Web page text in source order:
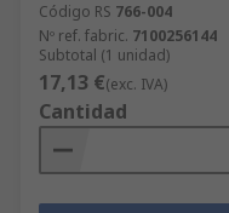
Código RS 766-004
Nº ref. fabric. 7100256144
Subtotal (1 unidad)
17,13 €(exc. IVA)
Cantidad